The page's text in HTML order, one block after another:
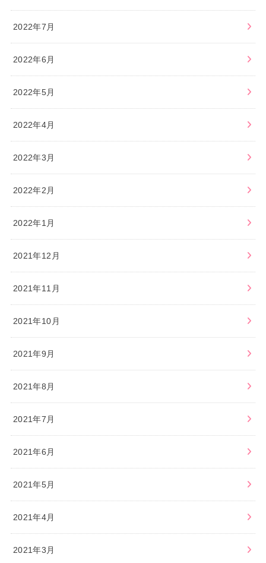
2022年7月
2022年6月
2022年5月
2022年4月
2022年3月
2022年2月
2022年1月
2021年12月
2021年11月
2021年10月
2021年9月
2021年8月
2021年7月
2021年6月
2021年5月
2021年4月
2021年3月